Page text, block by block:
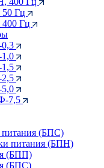
Гц
Гц
7,5
питания (БПС)
питания (БПН)
(БПП)
(БПС)